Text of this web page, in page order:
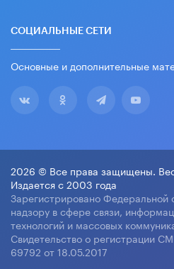
СОЦИАЛЬНЫЕ СЕТИ
Основные и дополнительные
2026 © Все права защищены.
Издается с 2003 года
Зарегистрировано Федеральной
надзору в сфере связи,
технологий и массовых
Свидетельство о регистрации
69792 от 18.05.2017